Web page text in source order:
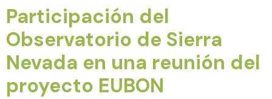
Participación del
Observatorio de Sierra
Nevada en una reunión del
proyecto EUBON